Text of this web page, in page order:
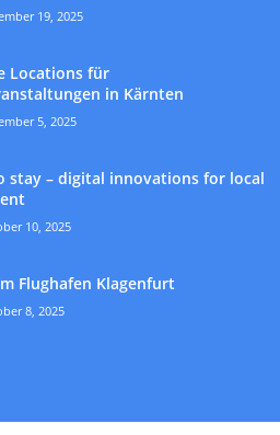
19, 2025
Locations für
in Kärnten
5, 2025
stay – digital innovations for local
10, 2025
Flughafen Klagenfurt
8, 2025